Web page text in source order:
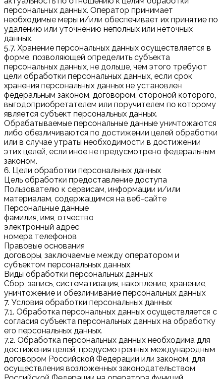
персональных данных. Оператор принимает
необходимые меры и/или обеспечивает их принятие по
удалению или уточнению неполных или неточных
данных.
5.7. Хранение персональных данных осуществляется в
форме, позволяющей определить субъекта
персональных данных, не дольше, чем этого требуют
цели обработки персональных данных, если срок
хранения персональных данных не установлен
федеральным законом, договором, стороной которого,
выгодоприобретателем или поручителем по которому
является субъект персональных данных.
Обрабатываемые персональные данные уничтожаются
либо обезличиваются по достижении целей обработки
или в случае утраты необходимости в достижении
этих целей, если иное не предусмотрено федеральным
законом.
6. Цели обработки персональных данных
Цель обработки предоставление доступа
Пользователю к сервисам, информации и/или
материалам, содержащимся на веб-сайте
Персональные данные
фамилия, имя, отчество
электронный адрес
номера телефонов
Правовые основания
договоры, заключаемые между оператором и
субъектом персональных данных
Виды обработки персональных данных
Сбор, запись, систематизация, накопление, хранение,
уничтожение и обезличивание персональных данных
7. Условия обработки персональных данных
7.1. Обработка персональных данных осуществляется с
согласия субъекта персональных данных на обработку
его персональных данных.
7.2. Обработка персональных данных необходима для
достижения целей, предусмотренных международным
договором Российской Федерации или законом, для
осуществления возложенных законодательством